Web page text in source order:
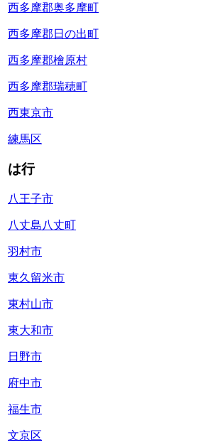
西多摩郡奥多摩町
西多摩郡日の出町
西多摩郡檜原村
西多摩郡瑞穂町
西東京市
練馬区
は行
八王子市
八丈島八丈町
羽村市
東久留米市
東村山市
東大和市
日野市
府中市
福生市
文京区